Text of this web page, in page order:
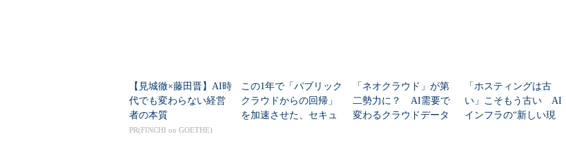
【見城徹×藤田晋】AI時
代でも変わらない経営
者の本質
PR(FINCHI on GOETHE)
この1年で「パブリック
クラウドからの回帰」
を加速させた、セキュ
「ネオクラウド」が第
二勢力に？ AI需要で
変わるクラウドデータ
「ホスティングは古
い」こそもう古い AI
インフラの“新しい現